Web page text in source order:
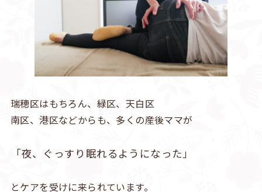
瑞穂区はもちろん、緑区、天白区
南区、港区などからも、多くの産後ママが
「夜、ぐっすり眠れるようになった」
とケアを受けに来られています。